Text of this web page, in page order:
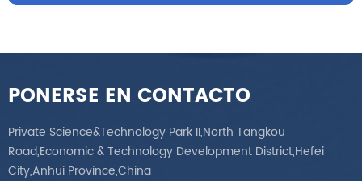
PONERSE EN CONTACTO
Private Science&Technology Park II,North Tangkou
Road,Economic & Technology Development District,Hefei
City,Anhui Province,China